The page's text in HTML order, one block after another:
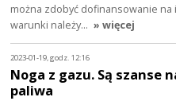
można zdobyć dofinansowanie na
warunki należy… » więcej
2023-01-19, godz. 12:16
Noga z gazu. Są szanse
paliwa